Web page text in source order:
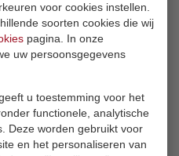
voor cookies instellen.
soorten cookies die wij
pagina. In onze
uw persoonsgegevens
u toestemming voor het
functionele, analytische
Deze worden gebruikt voor
en het personaliseren van
uitgespaard. De
van Redwell,
of deTower, bieden nog
kunnen op
te worden met